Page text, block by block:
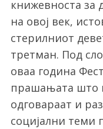
книжевноста за
на овој век,
стерилниот
третман. Под
оваа година
прашањата што
одговараат и
социјални теми